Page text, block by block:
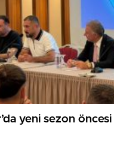
yeni sezon